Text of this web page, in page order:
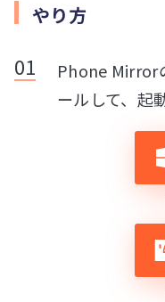
やり方
Phone Mirror
ールして、起